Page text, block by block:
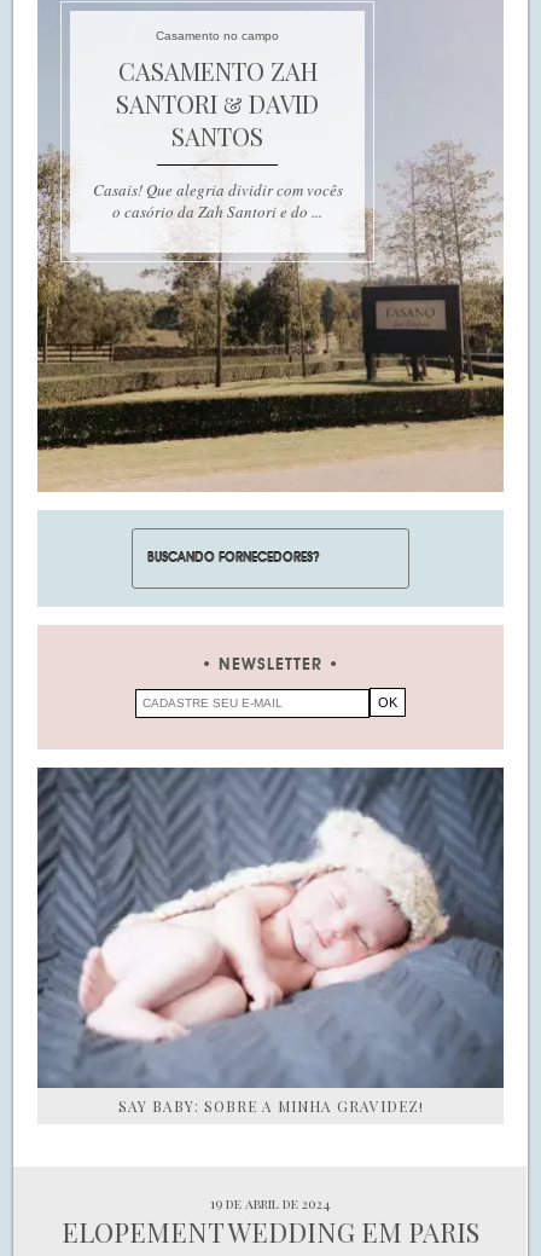
Casamento no campo
CASAMENTO ZAH
SANTORI & DAVID
SANTOS
Casais! Que alegria dividir com vocês
o casório da Zah Santori e do ...
NEWSLETTER
SAY BABY: SOBRE A MINHA GRAVIDEZ!
19 de abril de 2024
ELOPEMENT WEDDING EM PARIS